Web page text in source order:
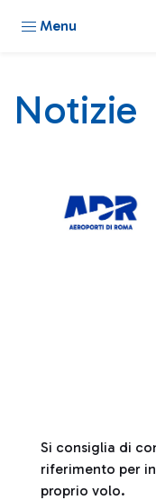
Menu
Notizie
Si consiglia di
riferimento per
proprio volo.